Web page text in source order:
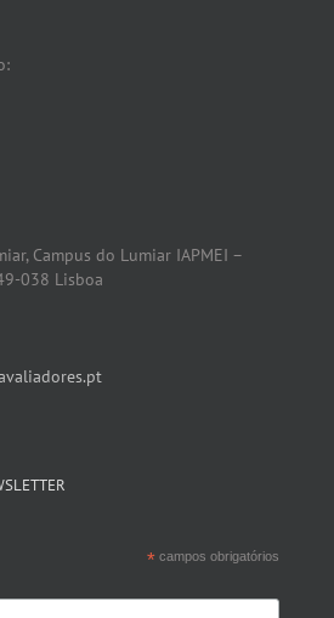
Campus do Lumiar IAPMEI –
038 Lisboa
*campos obrigatórios